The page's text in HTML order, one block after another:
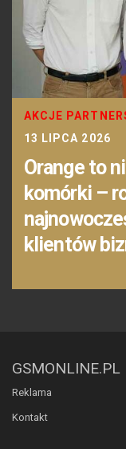
AKCJE
13 LIPCA 2026
Orange to
komórki –
klientów
GSMONLINE.PL
Reklama
Kontakt